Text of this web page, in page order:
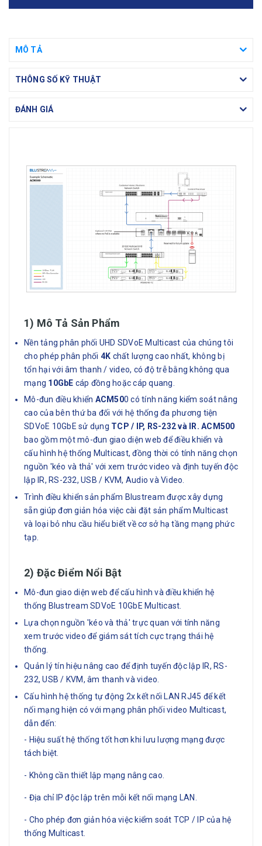
MÔ TẢ
THÔNG SỐ KỸ THUẬT
ĐÁNH GIÁ
1) Mô Tả Sản Phẩm
Nền tảng phân phối UHD SDVoE Multicast của chúng tôi
cho phép phân phối 4K chất lượng cao nhất, không bị
tổn hại với âm thanh / video, có độ trễ bằng không qua
mạng 10GbE cáp đồng hoặc cáp quang.
Mô-đun điều khiển ACM500 có tính năng kiểm soát nâng
cao của bên thứ ba đối với hệ thống đa phương tiện
SDVoE 10GbE sử dụng TCP / IP, RS-232 và IR. ACM500
bao gồm một mô-đun giao diện web để điều khiển và
cấu hình hệ thống Multicast, đồng thời có tính năng chọn
nguồn 'kéo và thả' với xem trước video và định tuyến độc
lập IR, RS-232, USB / KVM, Audio và Video.
Trình điều khiển sản phẩm Blustream được xây dựng
sẵn giúp đơn giản hóa việc cài đặt sản phẩm Multicast
và loại bỏ nhu cầu hiểu biết về cơ sở hạ tầng mạng phức
tạp.
2) Đặc Điểm Nổi Bật
Mô-đun giao diện web để cấu hình và điều khiển hệ
thống Blustream SDVoE 10GbE Multicast.
Lựa chọn nguồn 'kéo và thả' trực quan với tính năng
xem trước video để giám sát tích cực trạng thái hệ
thống.
Quản lý tín hiệu nâng cao để định tuyến độc lập IR, RS-
232, USB / KVM, âm thanh và video.
Cấu hình hệ thống tự động 2x kết nối LAN RJ45 để kết
nối mạng hiện có với mạng phân phối video Multicast,
dẫn đến:
- Hiệu suất hệ thống tốt hơn khi lưu lượng mạng được
tách biệt.
- Không cần thiết lập mạng nâng cao.
- Địa chỉ IP độc lập trên mỗi kết nối mạng LAN.
- Cho phép đơn giản hóa việc kiểm soát TCP / IP của hệ
thống Multicast.